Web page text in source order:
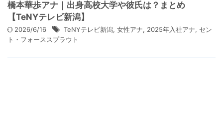
橋本華歩アナ｜出身高校大学や彼氏は？まとめ
【TeNYテレビ新潟】
2026/6/16 TeNYテレビ新潟, 女性アナ, 2025年入社アナ, セン
ト・フォーススプラウト